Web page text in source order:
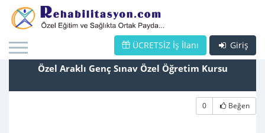
Giriş
ÜCRETSİZ İş İlanı
Özel Araklı Genç Sınav Özel Öğretim Kursu
0 Beğen